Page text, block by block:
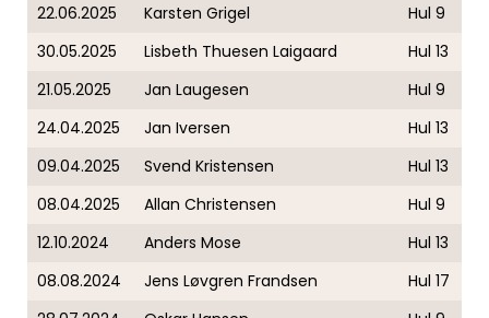
22.06.2025
Karsten Grigel
Hul 9
30.05.2025
Lisbeth Thuesen Laigaard
Hul 13
21.05.2025
Jan Laugesen
Hul 9
24.04.2025
Jan Iversen
Hul 13
09.04.2025
Svend Kristensen
Hul 13
08.04.2025
Allan Christensen
Hul 9
12.10.2024
Anders Mose
Hul 13
08.08.2024
Jens Løvgren Frandsen
Hul 17